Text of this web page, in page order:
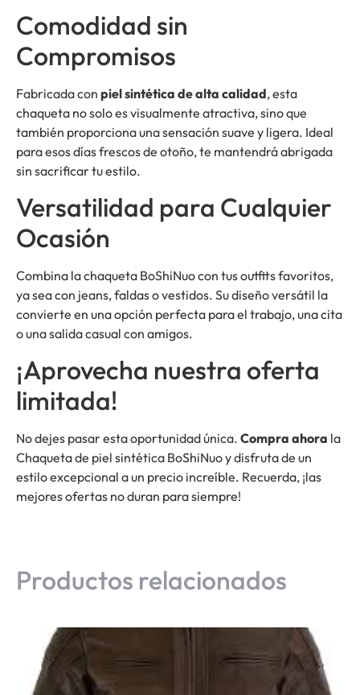
Comodidad sin
Compromisos
Fabricada con piel sintética de alta calidad, esta
chaqueta no solo es visualmente atractiva, sino que
también proporciona una sensación suave y ligera. Ideal
para esos días frescos de otoño, te mantendrá abrigada
sin sacrificar tu estilo.
Versatilidad para Cualquier
Ocasión
Combina la chaqueta BoShiNuo con tus outfits favoritos,
ya sea con jeans, faldas o vestidos. Su diseño versátil la
convierte en una opción perfecta para el trabajo, una cita
o una salida casual con amigos.
¡Aprovecha nuestra oferta
limitada!
No dejes pasar esta oportunidad única. Compra ahora la
Chaqueta de piel sintética BoShiNuo y disfruta de un
estilo excepcional a un precio increíble. Recuerda, ¡las
mejores ofertas no duran para siempre!
Productos relacionados